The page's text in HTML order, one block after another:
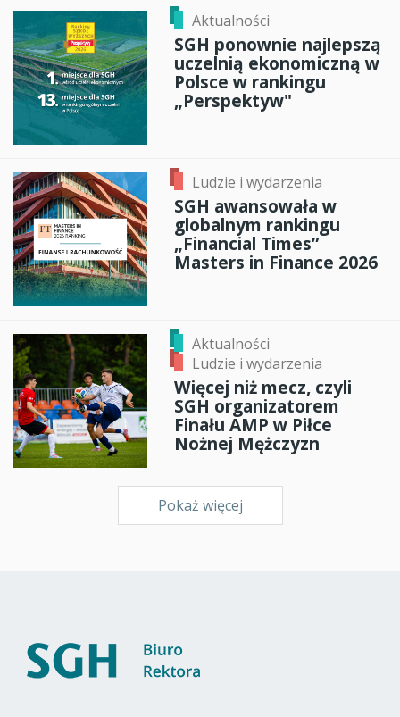
Aktualności
SGH ponownie najlepszą
uczelnią ekonomiczną w
Polsce w rankingu
„Perspektyw"
Ludzie i wydarzenia
SGH awansowała w
globalnym rankingu
„Financial Times”
Masters in Finance 2026
Aktualności
Ludzie i wydarzenia
Więcej niż mecz, czyli
SGH organizatorem
Finału AMP w Piłce
Nożnej Mężczyzn
Pokaż więcej